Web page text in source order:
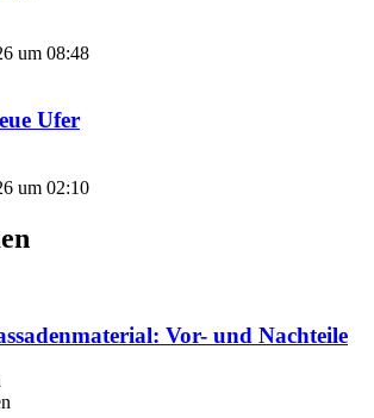
um 08:48
Ufer
um 02:10
Vor- und Nachteile